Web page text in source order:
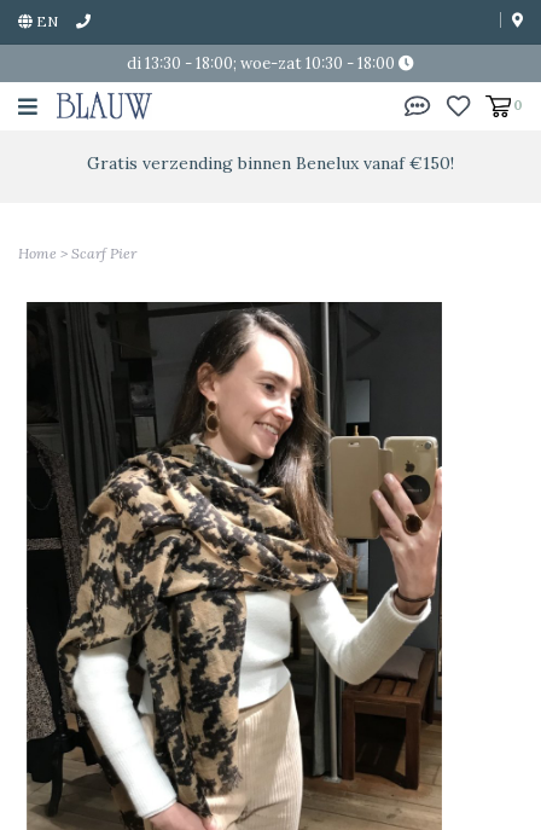
EN
di 13:30 - 18:00; woe-zat 10:30 - 18:00
0
Gratis verzending binnen Benelux vanaf €150!
Home > Scarf Pier